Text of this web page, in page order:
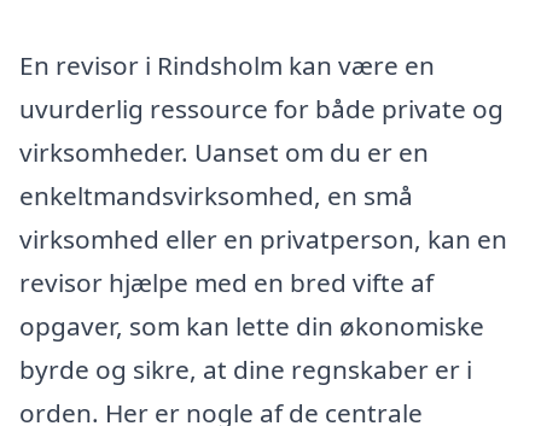
En revisor i Rindsholm kan være en
uvurderlig ressource for både private og
virksomheder. Uanset om du er en
enkeltmandsvirksomhed, en små
virksomhed eller en privatperson, kan en
revisor hjælpe med en bred vifte af
opgaver, som kan lette din økonomiske
byrde og sikre, at dine regnskaber er i
orden. Her er nogle af de centrale